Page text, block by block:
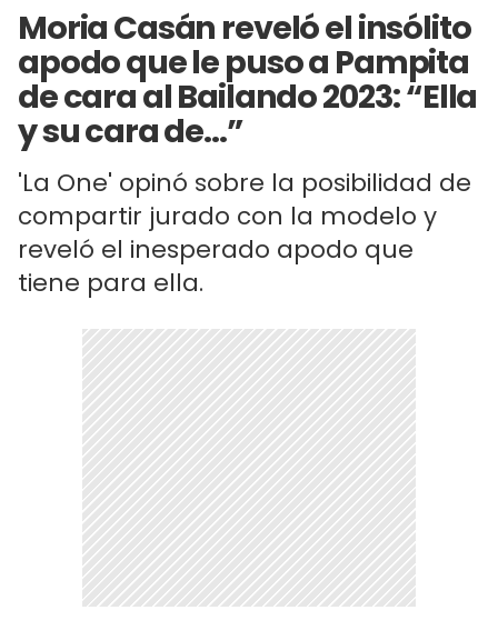
Moria Casán reveló el insólito
apodo que le puso a Pampita
de cara al Bailando 2023: “Ella
y su cara de…”
'La One' opinó sobre la posibilidad de
compartir jurado con la modelo y
reveló el inesperado apodo que
tiene para ella.